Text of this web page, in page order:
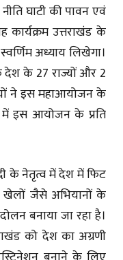
घाटी की पावन एवं
कार्यक्रम उत्तराखंड के
अध्याय लिखेगा।
देश के 27 राज्यों और 2
ने इस महाआयोजन के
इस आयोजन के प्रति
के नेतृत्व में देश में फिट
खेलों जैसे अभियानों के
बनाया जा रहा है।
को देश का अग्रणी